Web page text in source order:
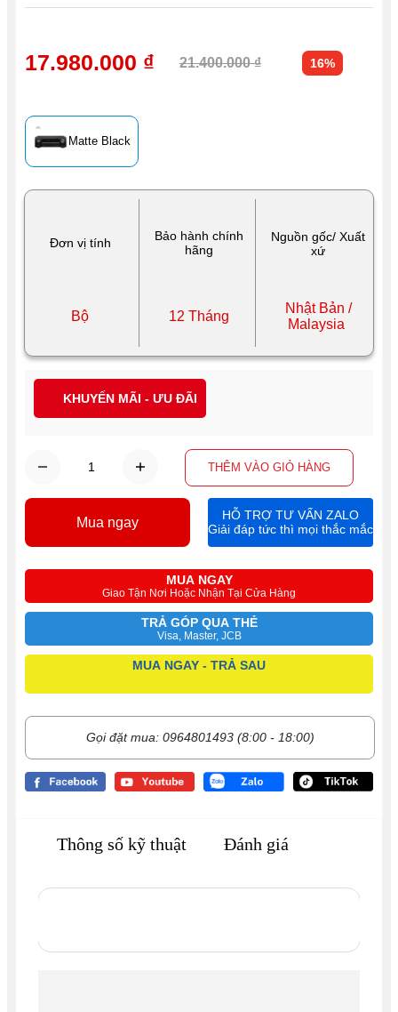
Đơn vị tính
Bảo hành chính
hãng
Nguồn gốc/ Xuất
xứ
Bộ 12 Tháng
Nhật Bản /
Malaysia
Matte Black
THÊM VÀO GIỎ HÀNG
MUA NGAY
Giao Tận Nơi Hoặc Nhận Tại Cửa Hàng
TRẢ GÓP QUA THẺ
Visa, Master, JCB
MUA NGAY - TRẢ SAU
Gọi đặt mua: 0964801493 (8:00 - 18:00)
17.980.000 ₫ 21.400.000 ₫ 16%
Mua ngay
HỖ TRỢ TƯ VẤN ZALO
Giải đáp tức thì mọi thắc mắc
KHUYẾN MÃI - ƯU ĐÃI
Thông số kỹ thuật Đánh giá